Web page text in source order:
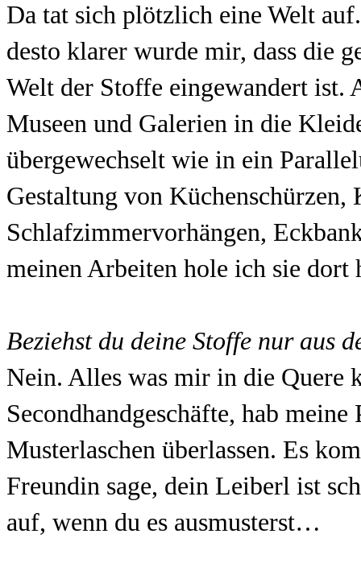
Da tat sich plötzlich eine Welt
desto klarer wurde mir, dass die
Welt der Stoffe eingewandert ist.
Museen und Galerien in die
übergewechselt wie in ein
Gestaltung von Küchenschürzen,
Schlafzimmervorhängen,
meinen Arbeiten hole ich sie dort
Beziehst du deine Stoffe nur aus
Nein. Alles was mir in die Quere
Secondhandgeschäfte, hab
Musterlaschen überlassen. Es
Freundin sage, dein Leiberl ist
auf, wenn du es ausmusterst…